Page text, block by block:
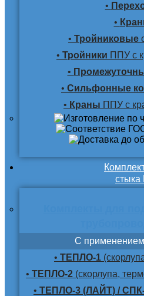
•
•
• Тройниковые
• Тройники ППУ с
•
• Сильфонные
• Краны ППУ с
С
• ТЕПЛО-1
• ТЕПЛО-2 (скорлупа,
• ТЕПЛО-3 (ЛАЙТ) /